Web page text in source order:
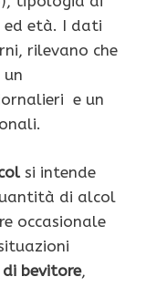
ed età. I dati
rilevano che
un
e un
si intende
di alcol
occasionale
bevitore,